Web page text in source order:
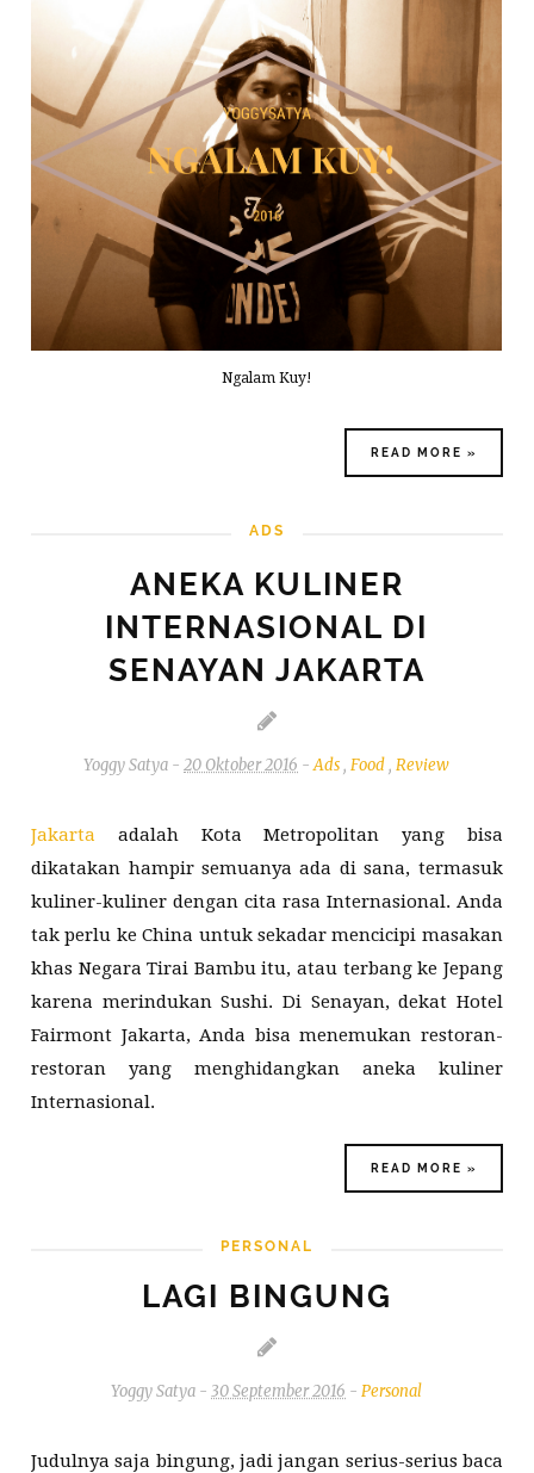
Ngalam Kuy!
READ MORE »
ADS
REVIEW
ANEKA KULINER
INTERNASIONAL DI
SENAYAN JAKARTA
Yoggy Satya -20 Oktober 2016 -Ads,Food,Review
Jakarta adalah Kota Metropolitan yang bisa
dikatakan hampir semuanya ada di sana, termasuk
kuliner-kuliner dengan cita rasa Internasional. Anda
tak perlu ke China untuk sekadar mencicipi masakan
khas Negara Tirai Bambu itu, atau terbang ke Jepang
karena merindukan Sushi. Di Senayan, dekat Hotel
Fairmont Jakarta, Anda bisa menemukan restoran-
restoran yang menghidangkan aneka kuliner
Internasional.
READ MORE »
PERSONAL
LAGI BINGUNG
Yoggy Satya -30 September 2016 -Personal
Judulnya saja bingung, jadi jangan serius-serius baca